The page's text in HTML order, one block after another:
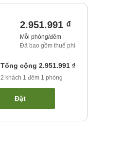
2.951.991 ₫
Mỗi phòng/đêm
Đã bao gồm thuế phí
Tổng cộng 2.951.991 ₫
2 khách 1 đêm 1 phòng
Đặt